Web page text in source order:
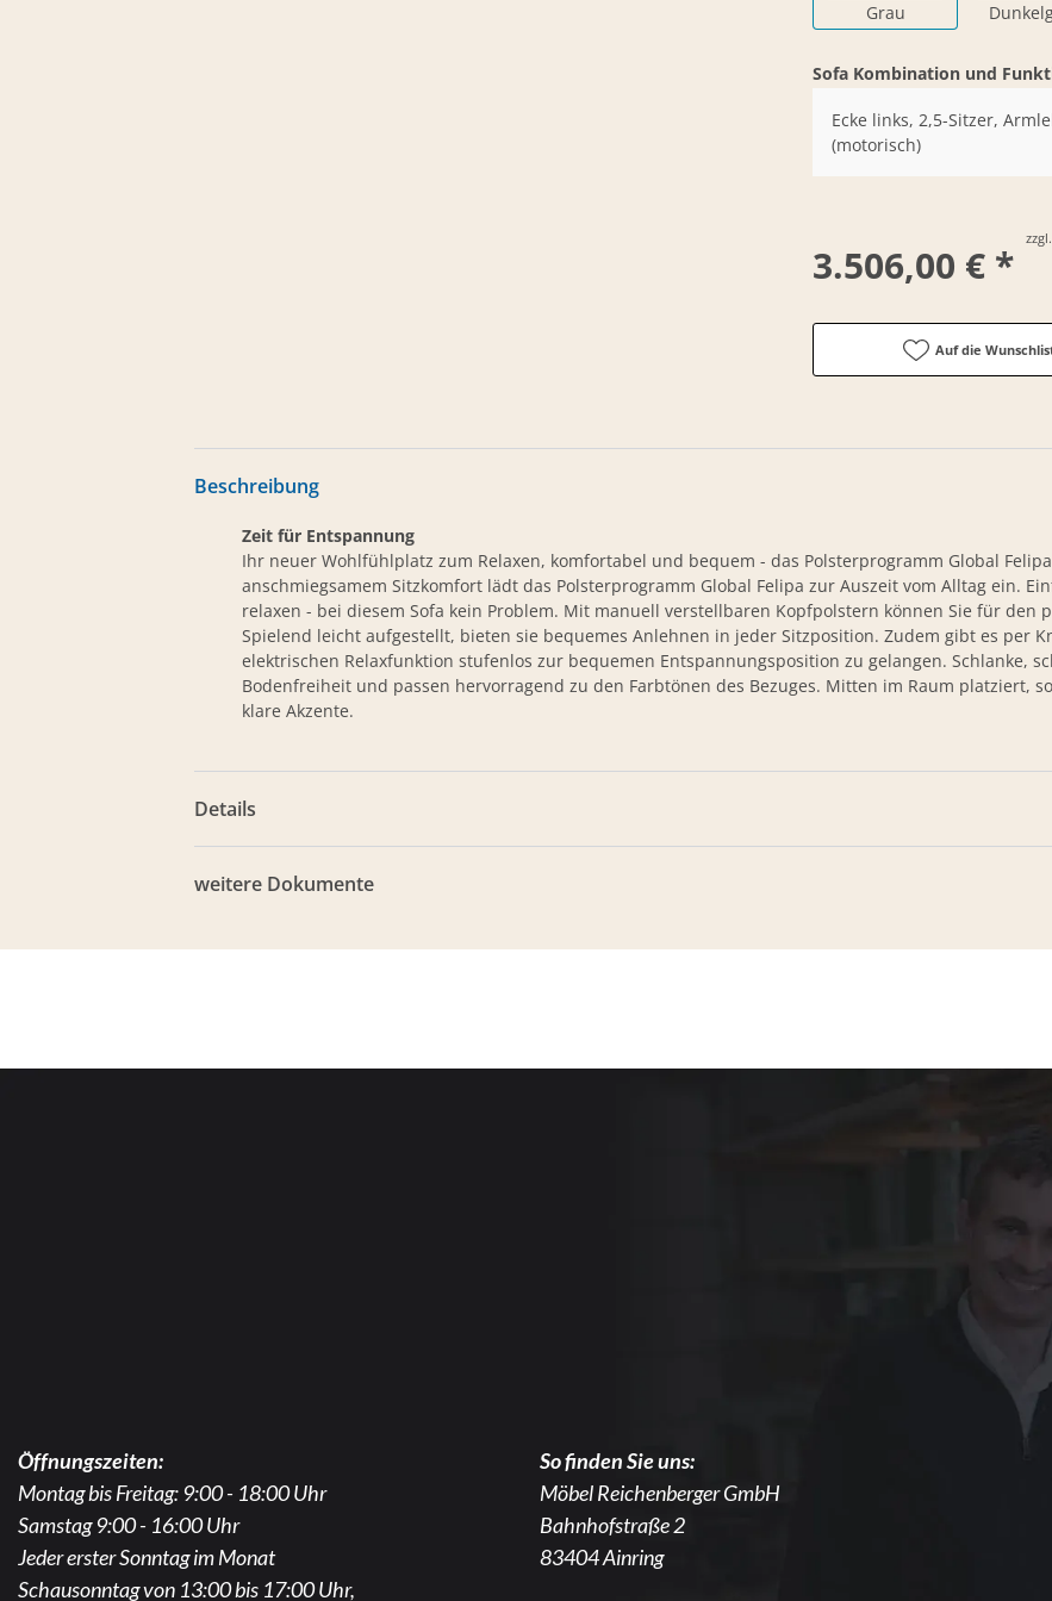
Grau
Sofa Kombination und
Ecke links, 2,5-Sitzer,
(motorisch)
3.506,00 € *
Auf die
Beschreibung
Zeit für Entspannung
Ihr neuer Wohlfühlplatz zum Relaxen, komfortabel und bequem - das Polsterprogramm Global
anschmiegsamem Sitzkomfort lädt das Polsterprogramm Global Felipa zur Auszeit vom Alltag ein.
relaxen - bei diesem Sofa kein Problem. Mit manuell verstellbaren Kopfpolstern können Sie für den
Spielend leicht aufgestellt, bieten sie bequemes Anlehnen in jeder Sitzposition. Zudem gibt es per
elektrischen Relaxfunktion stufenlos zur bequemen Entspannungsposition zu gelangen. Schlanke,
Bodenfreiheit und passen hervorragend zu den Farbtönen des Bezuges. Mitten im Raum platziert,
klare Akzente.
Details
weitere Dokumente
Öffnungszeiten:
Montag bis Freitag: 9:00 - 18:00 Uhr
Samstag 9:00 - 16:00 Uhr
Jeder erster Sonntag im Monat
Schausonntag von 13:00 bis 17:00 Uhr,
So finden Sie uns:
Möbel Reichenberger GmbH
Bahnhofstraße 2
83404 Ainring